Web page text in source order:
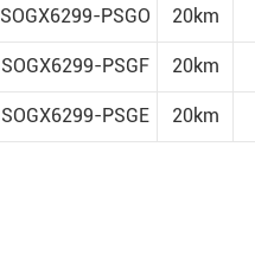
SOGX6299-PSGO 20km
SOGX6299-PSGF 20km
SOGX6299-PSGE 20km